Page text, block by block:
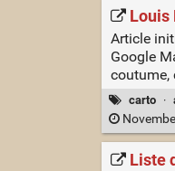
Louis
Article
Google
coutume,
carto ·
Liste